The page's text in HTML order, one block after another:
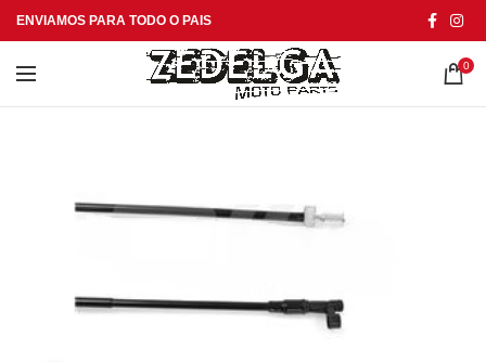
ENVIAMOS PARA TODO O PAIS
0